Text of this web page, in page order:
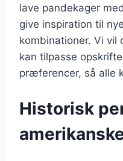
lave pandekager
give inspiration til
kombinationer. Vi vil
kan tilpasse
præferencer, så alle
Historisk